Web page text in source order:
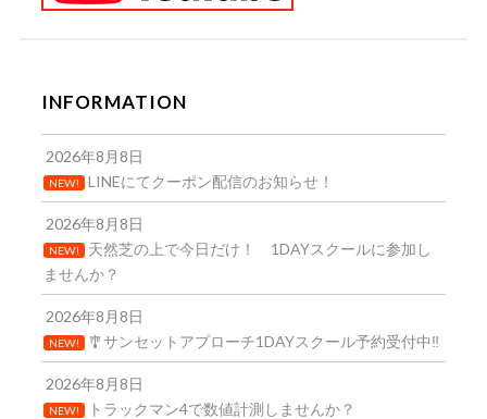
INFORMATION
2026年8月8日
NEW! LINEにてクーポン配信のお知らせ！
2026年8月8日
NEW! 天然芝の上で今日だけ！ 1DAYスクールに参加し
ませんか？
2026年8月8日
NEW! 🎐サンセットアプローチ1DAYスクール予約受付中‼️
2026年8月8日
NEW! トラックマン4で数値計測しませんか？